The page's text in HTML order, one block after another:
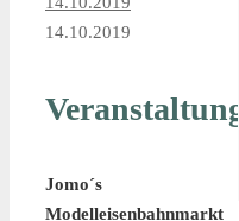
14.10.2019
Jomo´s
Modelleisenbahnmarkt